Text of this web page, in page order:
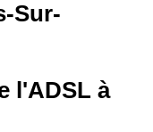
Sur-
l'ADSL à